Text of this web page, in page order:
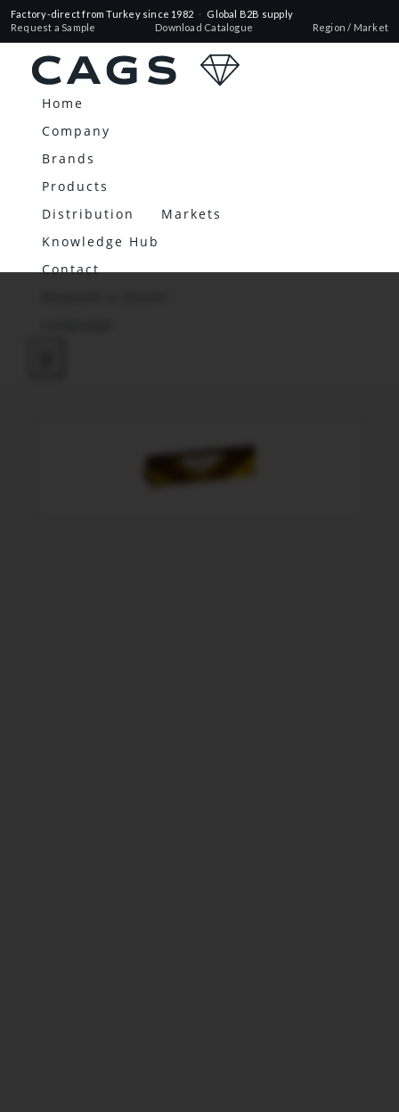
Factory-direct from Turkey since 1982 ·
Global B2B supply
Request a Sample
Download Catalogue Region / Market
Home
Company
Brands
Products
Distribution
Markets
Knowledge Hub
Contact